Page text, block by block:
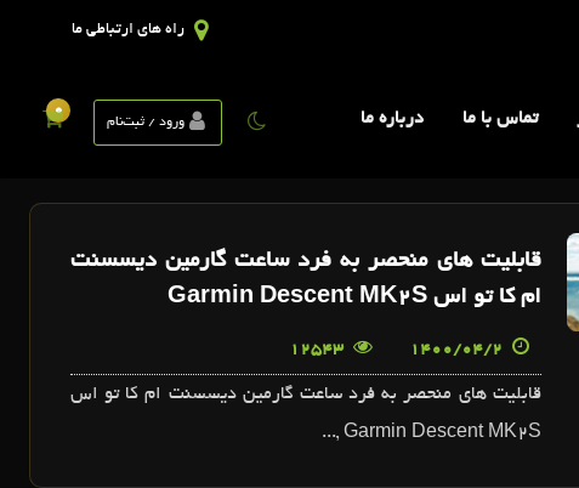
راه های ارتباطی ما
ورود / ثبت‌نام
0 تماس با ما درباره ما
قابليت هاي منحصر به فرد ساعت گارمين ديسسنت
ام کا تو اس Garmin Descent MK2S
12543
قابليت هاي منحصر به فرد ساعت گارمين ديسسنت ام کا تو اس
Garmin Descent MK2S ,...